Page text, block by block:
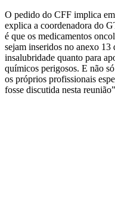
O pedido do CFF implica
explica a coordenadora do
é que os medicamentos
sejam inseridos no anexo
insalubridade quanto para
químicos perigosos. E não
os próprios profissionais
fosse discutida nesta